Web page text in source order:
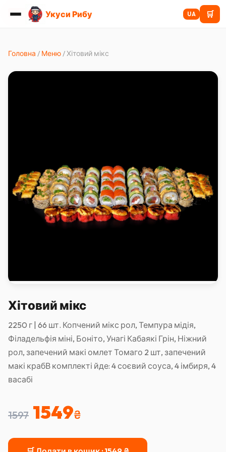
Укуси Рибу UA 🛒
Головна / Меню/Хітовий мікс
ХІТ
Хітовий мікс
2250 г | 66 шт. Копчений мікс рол, Темпура мідія,
Філадельфія міні, Боніто, Унагі Кабаякі Грін, Ніжний
рол, запечений макі омлет Томаго 2 шт, запечений
макі крабВ комплекті йде: 4 соєвий соуса, 4 імбиря, 4
васабі
1597 1549₴